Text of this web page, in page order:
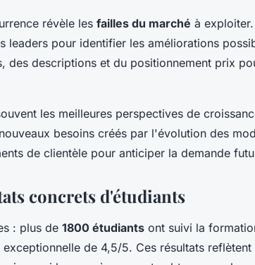
révèle les failles du marché à
leaders pour identifier les améliorations
des descriptions et du positionnement prix
les meilleures perspectives de
besoins créés par l'évolution des
de clientèle pour anticiper la demande
concrets d'étudiants
: plus de 1800 étudiants ont suivi la
de 4,5/5. Ces résultats reflètent